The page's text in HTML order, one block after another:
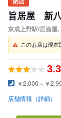
旨居屋 新
京成上野駅/居酒屋
このお店は現在
￥2,000～￥
店舗情報（詳細）